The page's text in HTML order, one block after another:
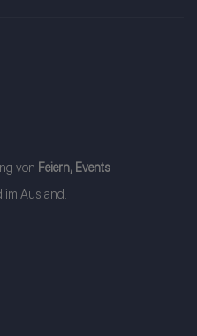
von Feiern, Events
Ausland.